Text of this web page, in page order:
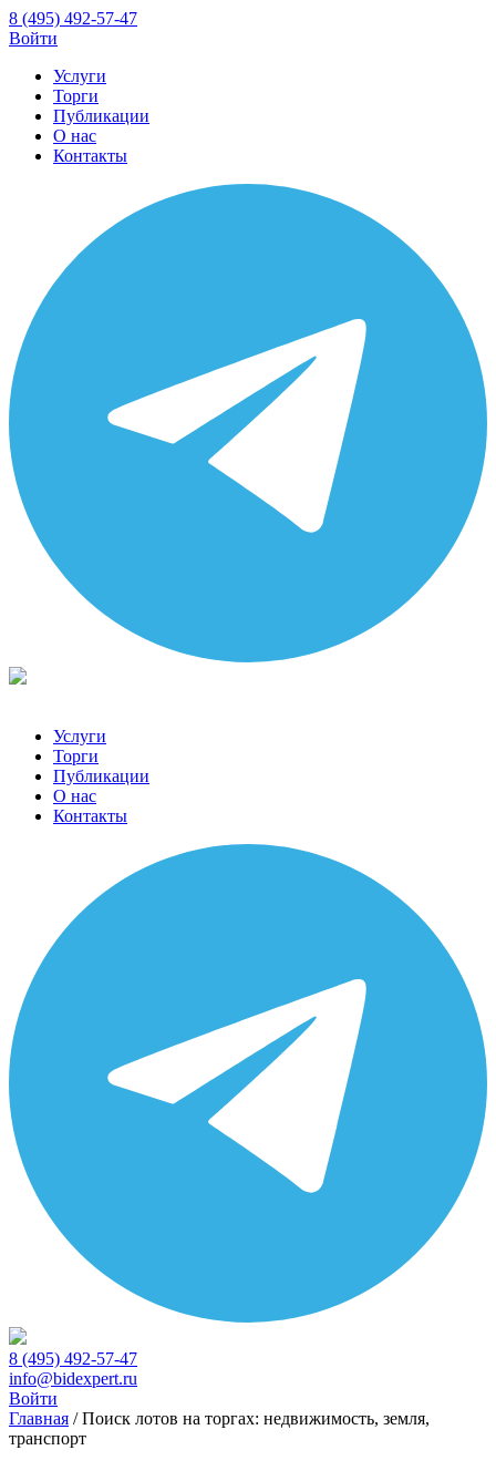
8 (495) 492-57-47
Войти
Услуги
Торги
Публикации
О нас
Контакты
Услуги
Торги
Публикации
О нас
Контакты
8 (495) 492-57-47
info@bidexpert.ru
Войти
Главная /Поиск лотов на торгах: недвижимость, земля,
транспорт